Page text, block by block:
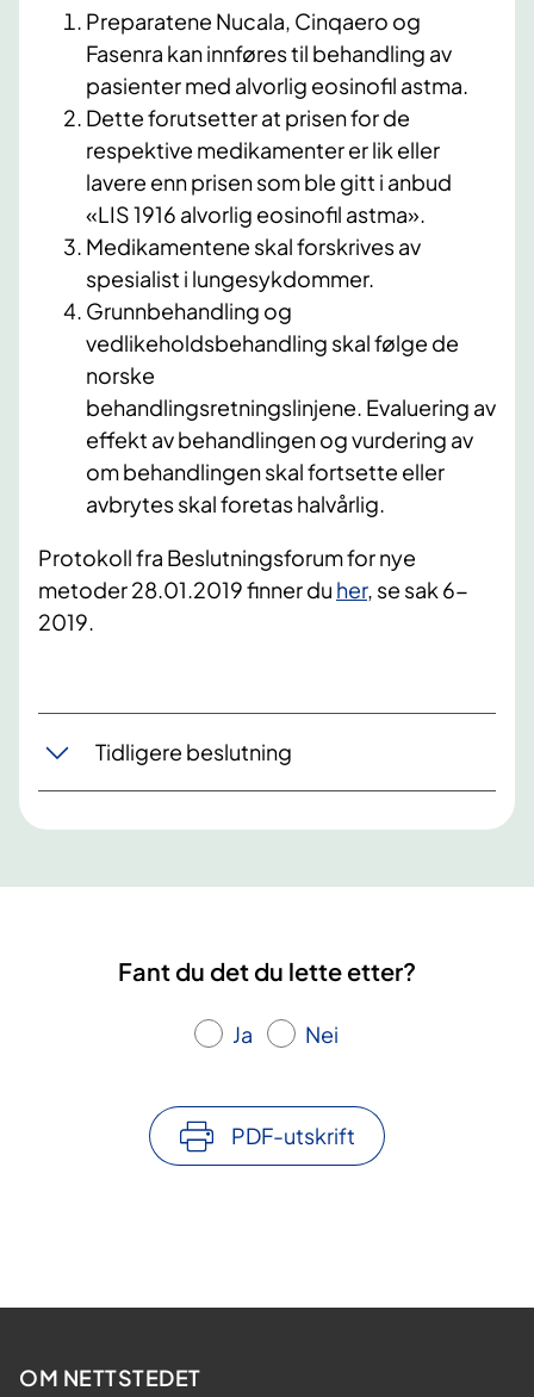
Preparatene Nucala, Cinqaero og
Fasenra kan innføres til behandling av
pasienter med alvorlig eosinofil astma.
Dette forutsetter at prisen for de
respektive medikamenter er lik eller
lavere enn prisen som ble gitt i anbud
«LIS 1916 alvorlig eosinofil astma».
Medikamentene skal forskrives av
spesialist i lungesykdommer.
Grunnbehandling og
vedlikeholdsbehandling skal følge de
norske
behandlingsretningslinjene. Evaluering av
effekt av behandlingen og vurdering av
om behandlingen skal fortsette eller
avbrytes skal foretas halvårlig.
Protokoll fra Beslutningsforum for nye
metoder 28.01.2019 finner du her, se sak 6-
2019.
Tidligere beslutning
Fant du det du lette etter?
Ja Nei
PDF-utskrift
OM NETTSTEDET